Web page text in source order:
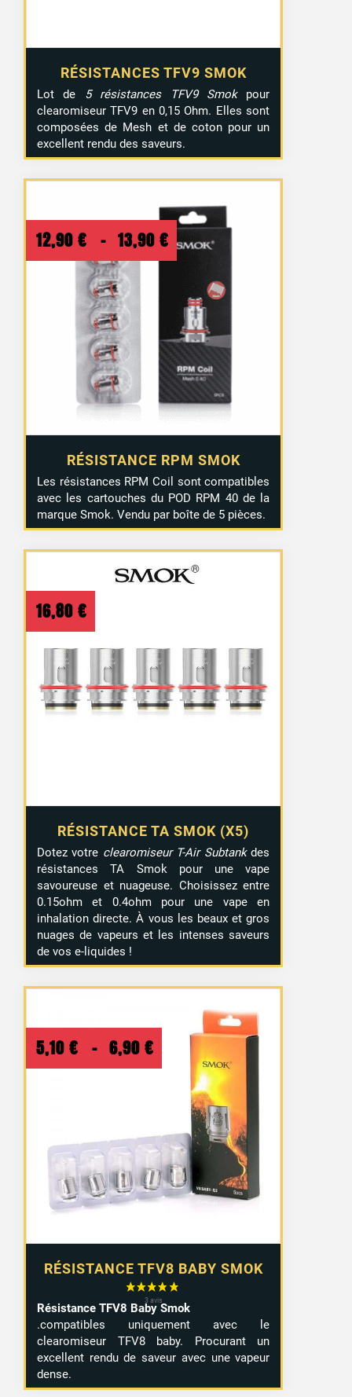
RÉSISTANCES TFV9 SMOK
Lot de 5 résistances TFV9 Smokpour
clearomiseur TFV9 en 0,15 Ohm. Elles sont
composées de Mesh et de coton pour un
excellent rendu des saveurs.
RÉSISTANCE RPM SMOK
12,90 € – 13,90 € Plage
de
prix :
12,90 €
à
13,90 €
Les résistances RPM Coil sont compatibles
avec les cartouches du POD RPM 40 de la
marque Smok. Vendu par boîte de 5 pièces.
RÉSISTANCE TA SMOK (X5)
16,80 €
Dotez votre clearomiseur T-Air Subtankdes
résistances TA Smok pour une vape
savoureuse et nuageuse. Choisissez entre
0.15ohm et 0.4ohm pour une vape en
inhalation directe. À vous les beaux et gros
nuages de vapeurs et les intenses saveurs
de vos e-liquides !
RÉSISTANCE TFV8 BABY SMOK
5,10 € – 6,90 €
Plage
de
prix :
5,10 €
à
6,90 €
Résistance TFV8 Baby Smok
.compatibles uniquement avec le
clearomiseur TFV8 baby. Procurant un
excellent rendu de saveur avec une vapeur
dense.